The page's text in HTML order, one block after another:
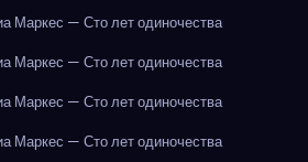
Маркес — Сто лет одиночества
Маркес — Сто лет одиночества
Маркес — Сто лет одиночества
Маркес — Сто лет одиночества